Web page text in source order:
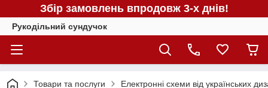
Збір замовлень впродовж 3-х днів!
Рукодільний сундучок
Товари та послуги Електронні схеми від українських